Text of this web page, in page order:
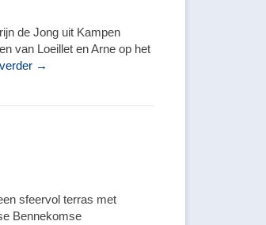
de Jong uit Kampen
van Loeillet en Arne op het
→
sfeervol terras met
Bennekomse